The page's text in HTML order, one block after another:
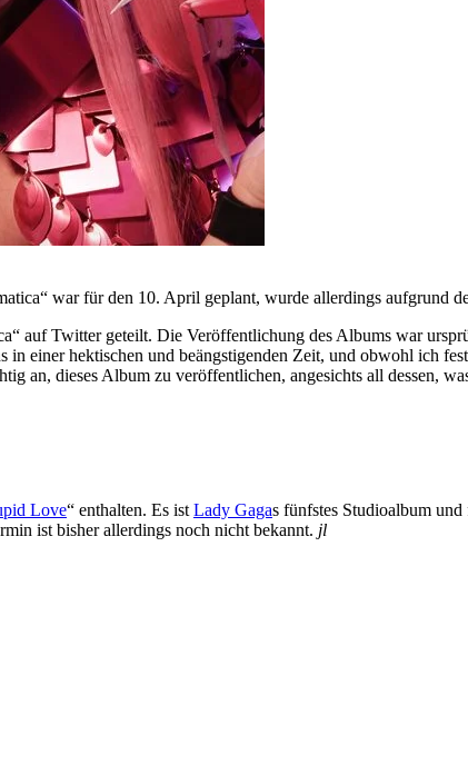
war für den 10. April geplant, wurde allerdings aufgrund
auf Twitter geteilt. Die Veröffentlichung des Albums war
einer hektischen und beängstigenden Zeit, und obwohl ich
an, dieses Album zu veröffentlichen, angesichts all dessen,
Love“ enthalten. Es ist Lady Gagas fünfstes Studioalbum
ist bisher allerdings noch nicht bekannt. jl